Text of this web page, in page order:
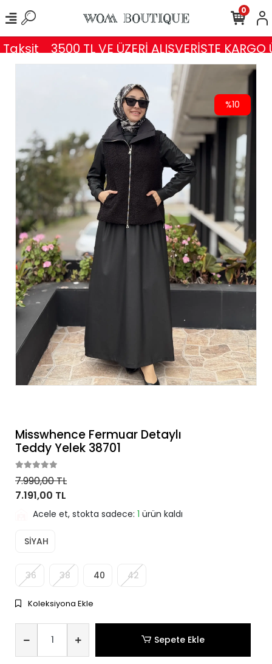
3500 TL VE ÜZERİ ALIŞVERİŞTE KARGO
0
%10
Misswhence Fermuar Detaylı
Teddy Yelek 38701
7.990,00 TL
7.191,00 TL
Acele et, stokta sadece: 1 ürün kaldı
SİYAH
36 38 40 42
Koleksiyona Ekle
Sepete Ekle